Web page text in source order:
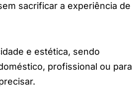
sacrificar a experiência de
e estética, sendo
profissional ou para